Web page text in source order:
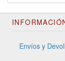
Envíos y